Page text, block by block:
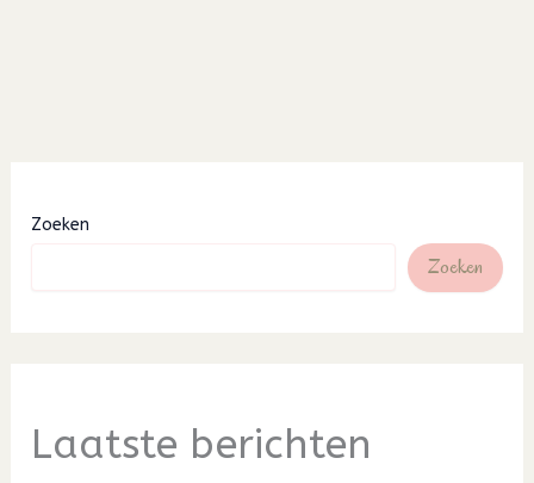
Zoeken
Zoeken
Laatste berichten